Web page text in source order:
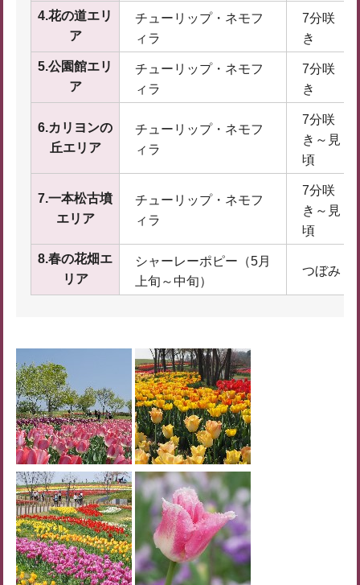
4.花の道エリ
ア
チューリップ・ネモフ
ィラ
7分咲
き
5.公園館エリ
ア
チューリップ・ネモフ
ィラ
7分咲
き
6.カリヨンの
丘エリア
チューリップ・ネモフ
ィラ
7分咲
き～見
頃
7.一本松古墳
エリア
チューリップ・ネモフ
ィラ
7分咲
き～見
頃
8.春の花畑エ
リア
シャーレーポピー（5月
上旬～中旬）
つぼみ